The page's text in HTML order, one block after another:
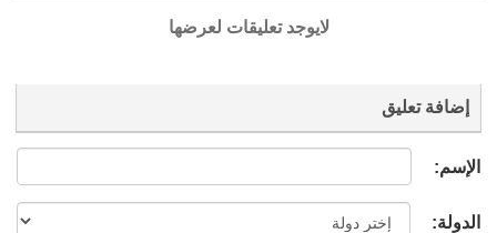
لايوجد تعليقات لعرضها
إضافة تعليق
الإسم:
الدولة: